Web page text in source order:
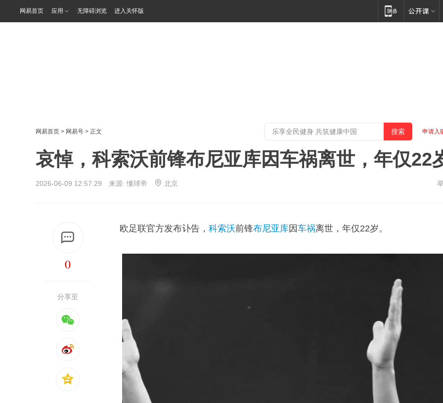
网易首页 应用 无障碍浏览 进入关怀版
网易首页 > 网易号 > 正文 申请入
哀悼，科索沃前锋布尼亚库因车祸离世，年仅22
2026-06-09 12:57:29 来源: 懂球帝 北京
0
分享至
欧足联官方发布讣告， 科索沃前锋布尼亚库因车祸离世，年仅22岁。